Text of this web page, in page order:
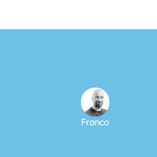
Franco